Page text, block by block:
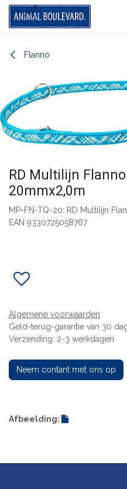
Overslaan naar inhoud
Flanno
RD Multilijn
20mmx2,0m
MP-FN-TQ-20: RD Multilijn
EAN 9330725058767
Algemene voorwaarden
Geld-terug-garantie van 30
Verzending: 2-3 werkdagen
Neem contant met ons op
Afbeelding: